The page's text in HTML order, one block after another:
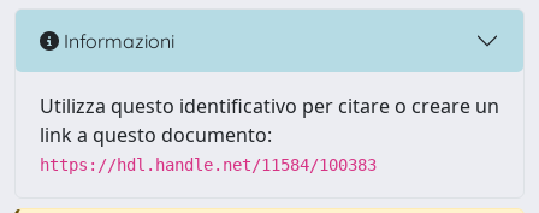
Informazioni
Utilizza questo identificativo per citare o creare un
link a questo documento:
https://hdl.handle.net/11584/100383